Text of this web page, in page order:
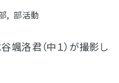
, 部活動
洛君（中１）が撮影し